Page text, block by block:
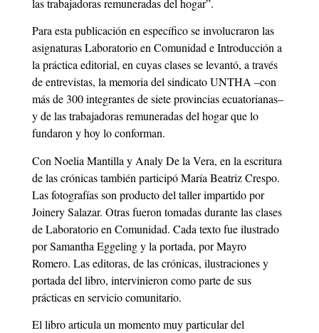
las trabajadoras remuneradas del hogar”.
Para esta publicación en específico se involucraron las
asignaturas Laboratorio en Comunidad e Introducción a
la práctica editorial, en cuyas clases se levantó, a través
de entrevistas, la memoria del sindicato UNTHA –con
más de 300 integrantes de siete provincias ecuatorianas–
y de las trabajadoras remuneradas del hogar que lo
fundaron y hoy lo conforman.
Con Noelia Mantilla y Analy De la Vera, en la escritura
de las crónicas también participó María Beatriz Crespo.
Las fotografías son producto del taller impartido por
Joinery Salazar. Otras fueron tomadas durante las clases
de Laboratorio en Comunidad. Cada texto fue ilustrado
por Samantha Eggeling y la portada, por Mayro
Romero. Las editoras, de las crónicas, ilustraciones y
portada del libro, intervinieron como parte de sus
prácticas en servicio comunitario.
El libro articula un momento muy particular del